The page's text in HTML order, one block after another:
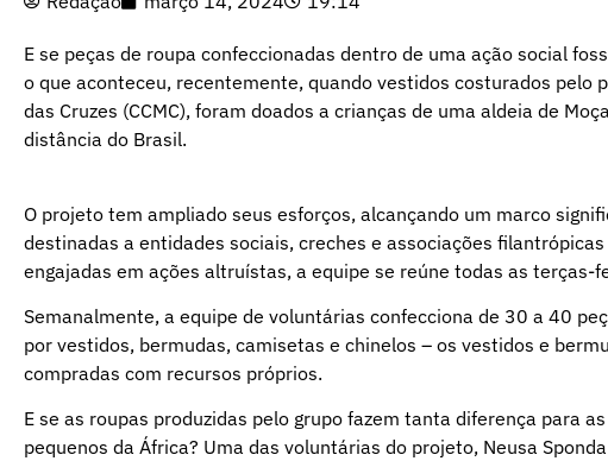
E se peças de roupa confeccionadas dentro de uma ação social
o que aconteceu, recentemente, quando vestidos costurados pelo
das Cruzes (CCMC), foram doados a crianças de uma aldeia de
distância do Brasil.
O projeto tem ampliado seus esforços, alcançando um marco
destinadas a entidades sociais, creches e associações
engajadas em ações altruístas, a equipe se reúne todas as terças-
Semanalmente, a equipe de voluntárias confecciona de 30 a 40
por vestidos, bermudas, camisetas e chinelos – os vestidos e
compradas com recursos próprios.
E se as roupas produzidas pelo grupo fazem tanta diferença para
pequenos da África? Uma das voluntárias do projeto, Neusa